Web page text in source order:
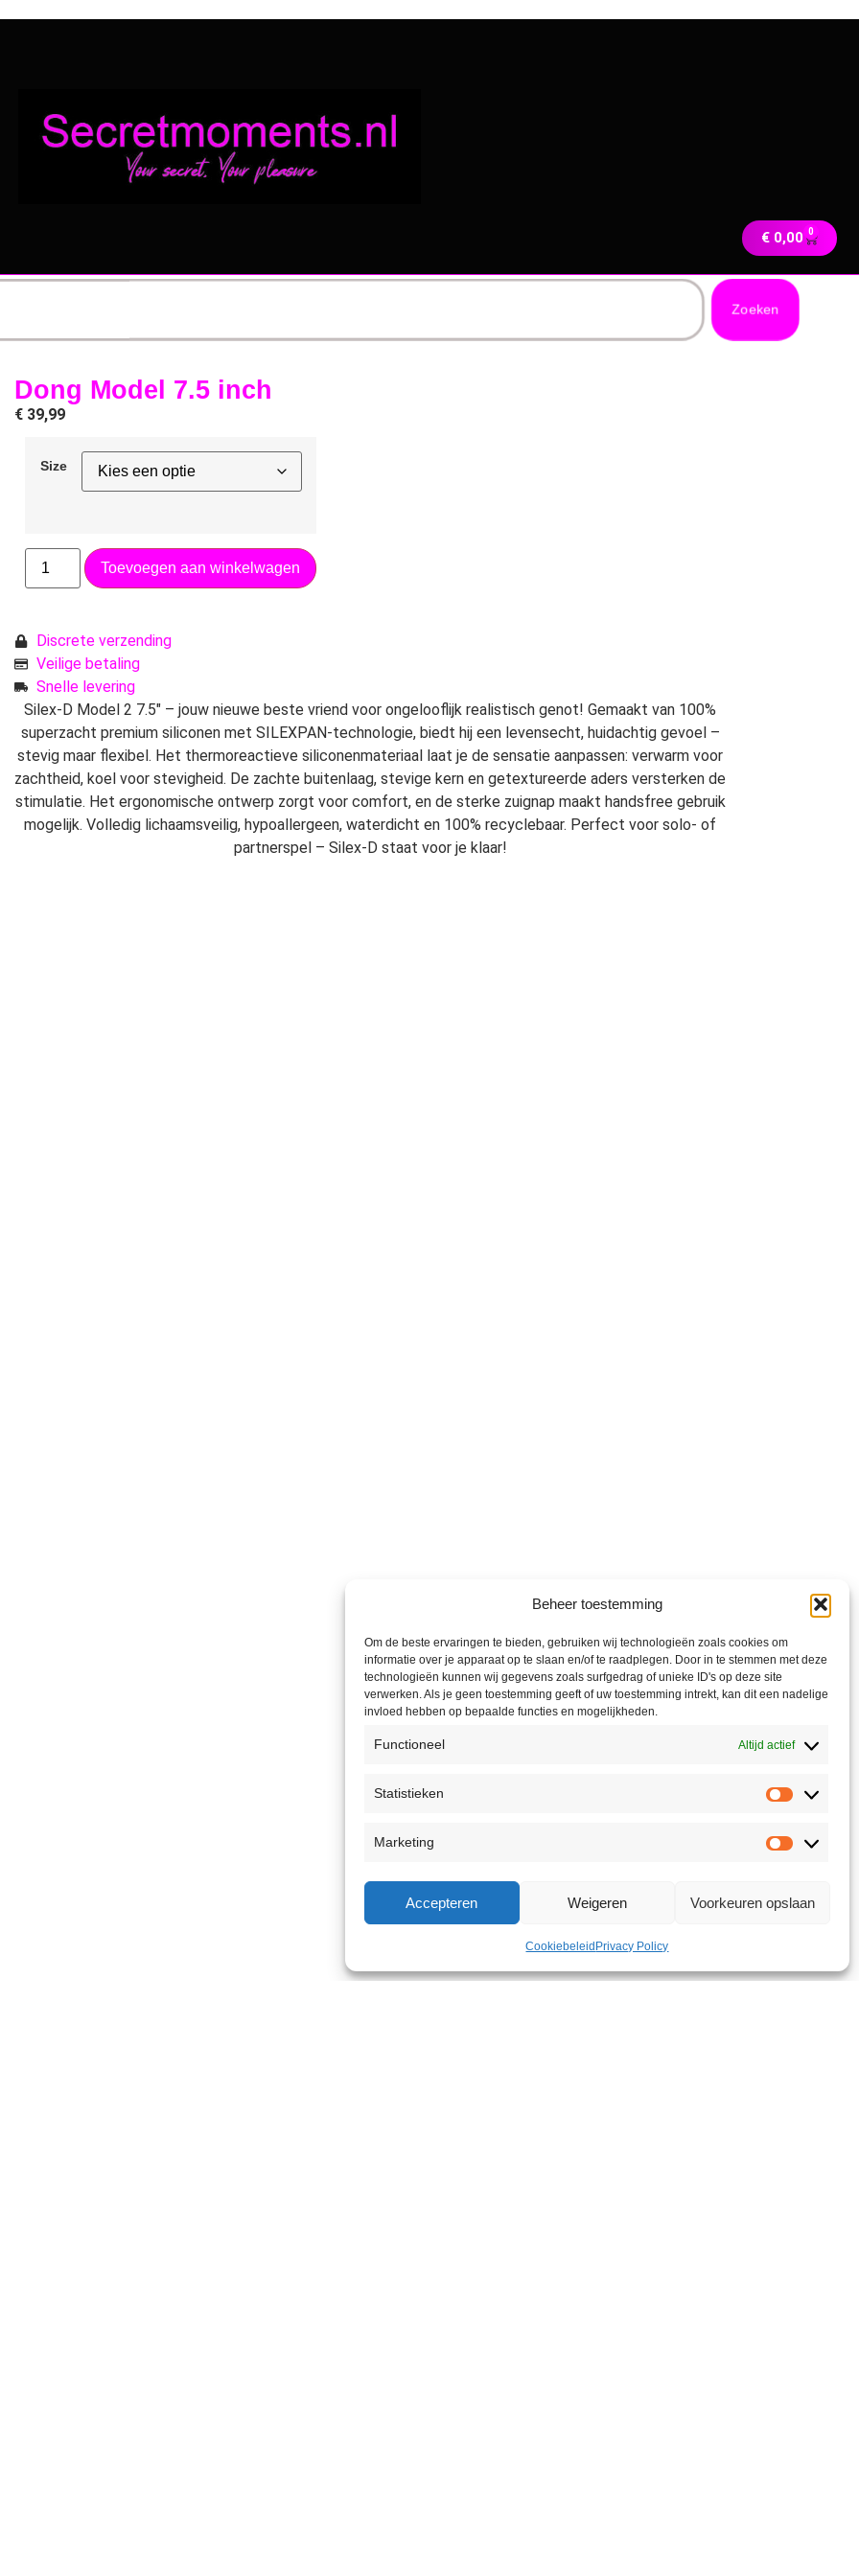
Beheer toestemming
Om de beste ervaringen te bieden, gebruiken wij technologieën zoals cookies om
informatie over je apparaat op te slaan en/of te raadplegen. Door in te stemmen met deze
technologieën kunnen wij gegevens zoals surfgedrag of unieke ID's op deze site
verwerken. Als je geen toestemming geeft of uw toestemming intrekt, kan dit een nadelige
invloed hebben op bepaalde functies en mogelijkheden.
Functioneel Altijd actief
Statistieken
Marketing
Accepteren Weigeren Voorkeuren opslaan
Cookiebeleid Privacy Policy
€0,00 0
Zoeken
Dong Model 7.5 inch
€ 39,99
Size
Toevoegen aan winkelwagen
Discrete verzending
Veilige betaling
Snelle levering
Silex-D Model 2 7.5″ – jouw nieuwe beste vriend voor ongelooflijk realistisch genot! Gemaakt van 100%
superzacht premium siliconen met SILEXPAN-technologie, biedt hij een levensecht, huidachtig gevoel –
stevig maar flexibel. Het thermoreactieve siliconenmateriaal laat je de sensatie aanpassen: verwarm voor
zachtheid, koel voor stevigheid. De zachte buitenlaag, stevige kern en getextureerde aders versterken de
stimulatie. Het ergonomische ontwerp zorgt voor comfort, en de sterke zuignap maakt handsfree gebruik
mogelijk. Volledig lichaamsveilig, hypoallergeen, waterdicht en 100% recyclebaar. Perfect voor solo- of
partnerspel – Silex-D staat voor je klaar!